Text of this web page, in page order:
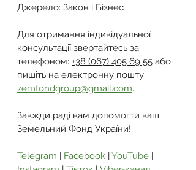
Джерело: Закон і Бізнес
Для отримання індивідуальної
консультації звертайтесь за
телефоном: +38 (067) 405 69 55 або
пишіть на електронну пошту:
zemfondgroup@gmail.com.
Завжди раді вам допомогти ваш
Земельний Фонд України!
Telegram | Facebook | YouTube |